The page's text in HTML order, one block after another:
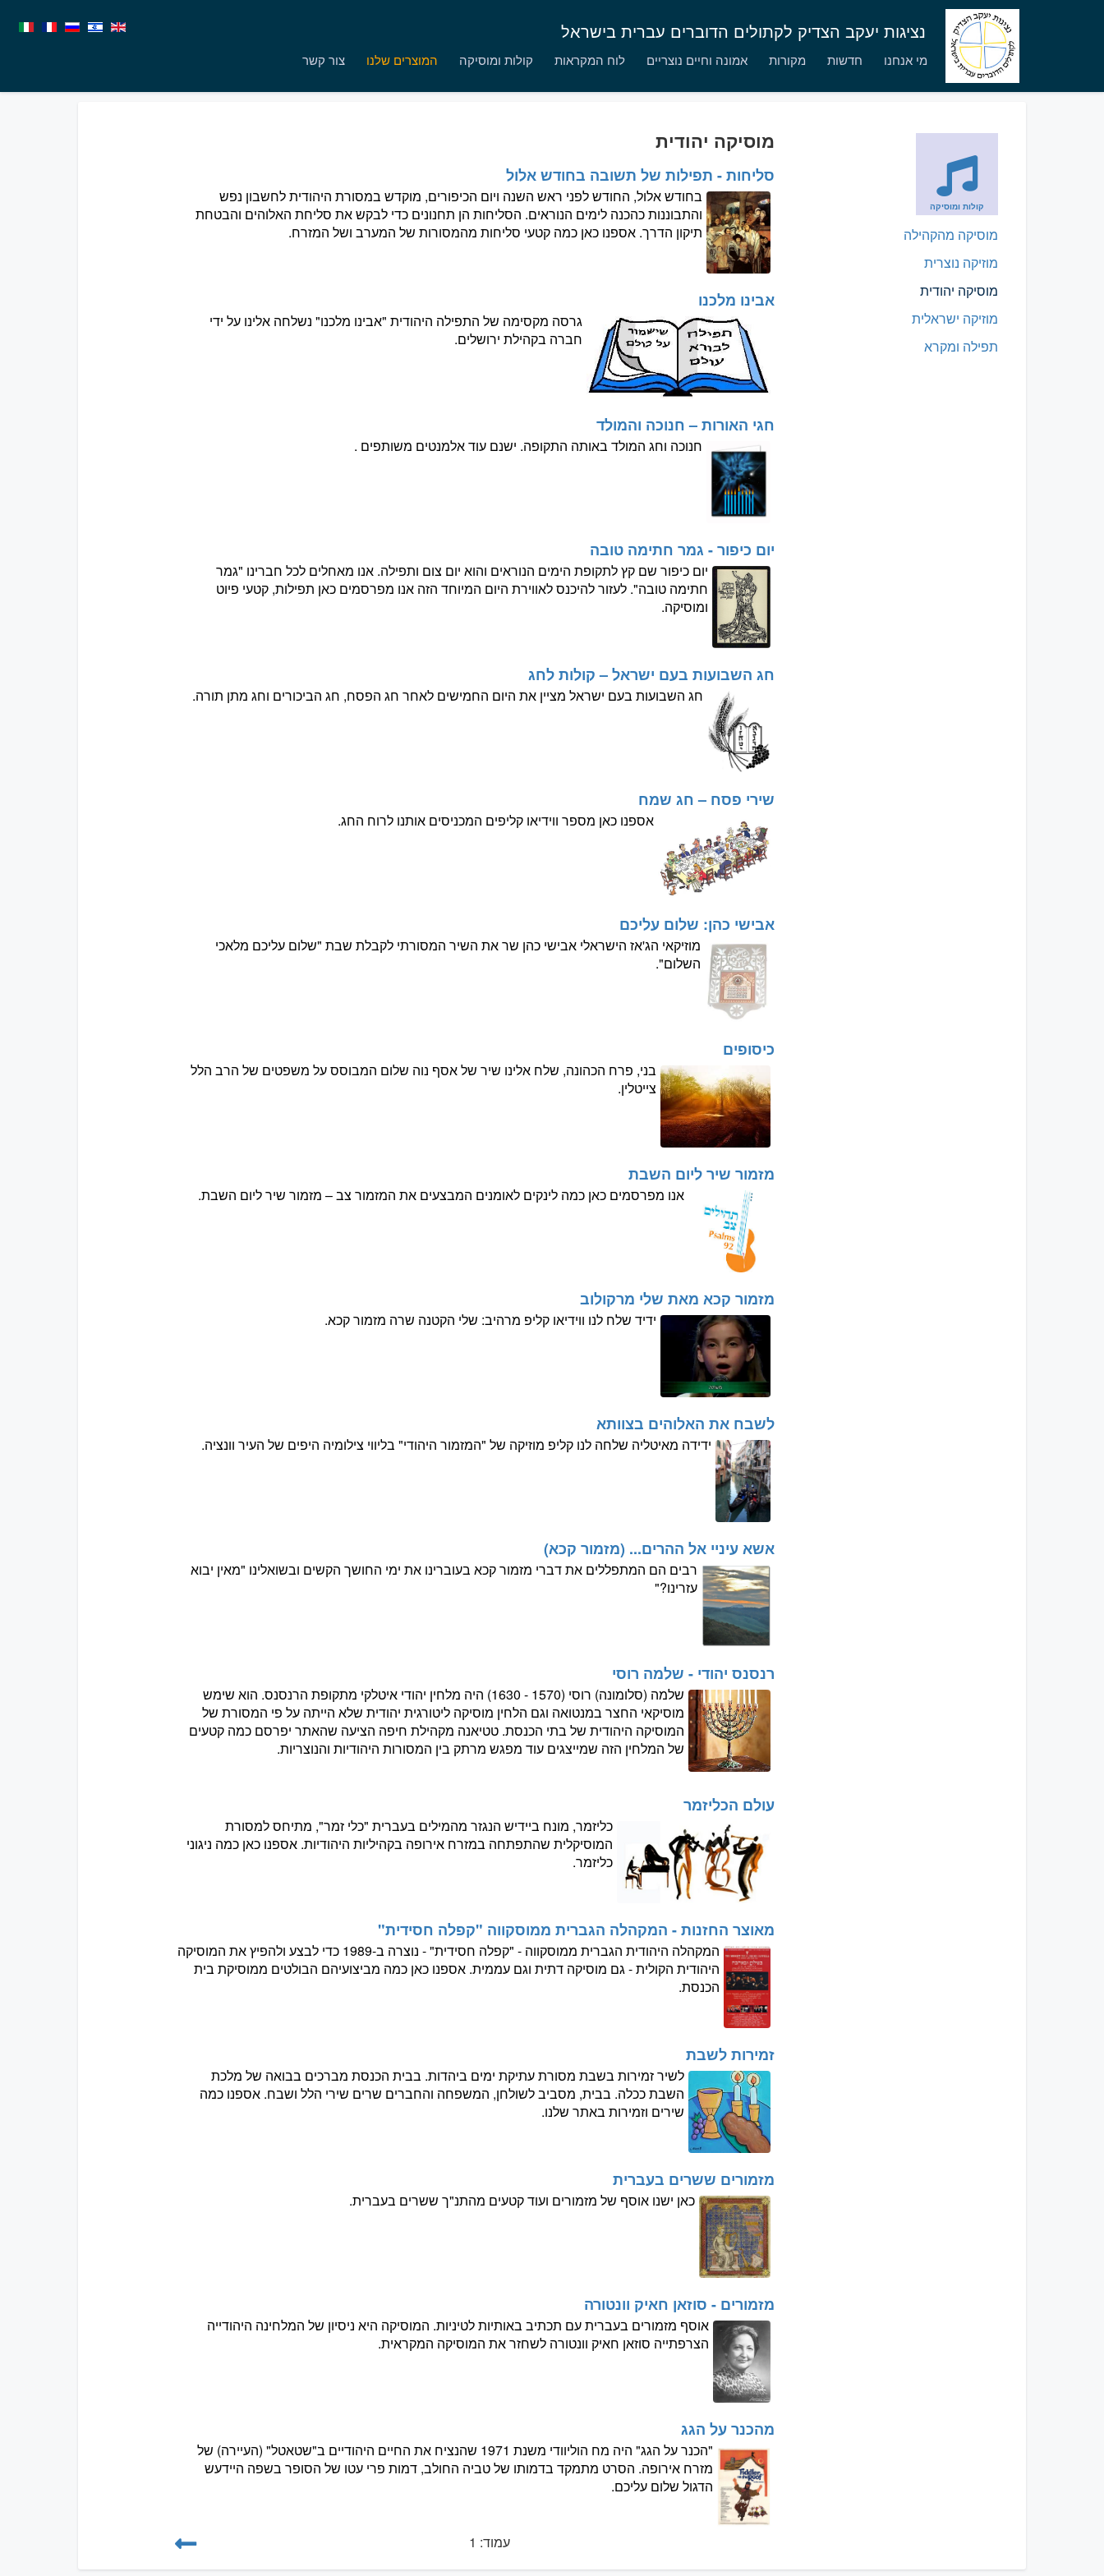
נציגות יעקב הצדיק לקתולים הדוברים עברית בישראל
מי אנחנו חדשות מקורות אמונה וחיים נוצריים לוח המקראות קולות ומוסיקה המוצרים שלנו צור קשר
קולות ומוסיקה
מוסיקה מהקהילה
מוזיקה נוצרית
מוסיקה יהודית
מוזיקה ישראלית
תפילה ומקרא
מוסיקה יהודית
סליחות - תפילות של תשובה בחודש אלול
בחודש אלול, החודש לפני ראש השנה ויום הכיפורים, מוקדש במסורת היהודית לחשבון נפש
והתבוננות כהכנה לימים הנוראים. הסליחות הן תחנונים כדי לבקש את סליחת האלוהים והבטחת
תיקון הדרך. אספנו כאן כמה קטעי סליחות מהמסורות של המערב ושל המזרח.
אבינו מלכנו
גרסה מקסימה של התפילה היהודית "אבינו מלכנו" נשלחה אלינו על ידי
חברה בקהילת ירושלים.
חגי האורות – חנוכה והמולד
חנוכה וחג המולד באותה התקופה. ישנם עוד אלמנטים משותפים .
יום כיפור - גמר חתימה טובה
יום כיפור שם קץ לתקופת הימים הנוראים והוא יום צום ותפילה. אנו מאחלים לכל חברינו "גמר
חתימה טובה". לעזור להיכנס לאווירת היום המיוחד הזה אנו מפרסמים כאן תפילות, קטעי פיוט
ומוסיקה.
חג השבועות בעם ישראל – קולות לחג
חג השבועות בעם ישראל מציין את היום החמישים לאחר חג הפסח, חג הביכורים וחג מתן תורה.
שירי פסח – חג שמח
אספנו כאן מספר ווידיאו קליפים המכניסים אותנו לרוח החג.
אבישי כהן: שלום עליכם
מוזיקאי הג'אז הישראלי אבישי כהן שר את השיר המסורתי לקבלת שבת "שלום עליכם מלאכי
השלום".
כיסופים
בני, פרח הכהונה, שלח אלינו שיר של אסף נוה שלום המבוסס על משפטים של הרב הלל
צייטלין.
מזמור שיר ליום השבת
אנו מפרסמים כאן כמה לינקים לאומנים המבצעים את המזמור צב – מזמור שיר ליום השבת.
מזמור קכא מאת שלי מרקולוב
ידיד שלח לנו ווידיאו קליפ מרהיב: שלי הקטנה שרה מזמור קכא.
לשבח את האלוהים בצוותא
ידידה מאיטליה שלחה לנו קליפ מוזיקה של "המזמור היהודי" בליווי צילומיה היפים של העיר וונציה.
אשא עיניי אל ההרים... (מזמור קכא)
רבים הם המתפללים את דברי מזמור קכא בעוברינו את ימי החושך הקשים ובשואלינו "מאין יבוא
עזרינו?"
רנסנס יהודי - שלמה רוסי
שלמה (סלומונה) רוסי (1570 - 1630) היה מלחין יהודי איטלקי מתקופת הרנסנס. הוא שימש
מוסיקאי החצר במנטואה וגם הלחין מוסיקה ליטורגית יהודית שלא הייתה על פי המסורת של
המוסיקה היהודית של בתי הכנסת. טטיאנה מקהילת חיפה הציעה שהאתר יפרסם כמה קטעים
של המלחין הזה שמייצגים עוד מפגש מרתק בין המסורות היהודיות והנוצריות.
עולם הכליזמר
כליזמר, מונח ביידיש הנגזר מהמילים בעברית "כלי זמר", מתיחס למסורת
המוסיקלית שהתפתחה במזרח אירופה בקהיליות היהודיות. אספנו כאן כמה ניגוני
כליזמר.
מאוצר החזנות - המקהלה הגברית ממוסקווה "קפלה חסידית"
המקהלה היהודית הגברית ממוסקווה - "קפלה חסידית" - נוצרה ב-1989 כדי לבצע ולהפיץ את המוסיקה
היהודית הקולית - גם מוסיקה דתית וגם עממית. אספנו כאן כמה מביצועיהם הבולטים ממוסיקת בית
הכנסת.
זמירות לשבת
לשיר זמירות בשבת מסורת עתיקת ימים ביהדות. בבית הכנסת מברכים בבואה של מלכת
השבת ככלה. בבית, מסביב לשולחן, המשפחה והחברים שרים שירי הלל ושבח. אספנו כמה
שירים וזמירות באתר שלנו.
מזמורים ששרים בעברית
כאן ישנו אוסף של מזמורים ועוד קטעים מהתנ"ך ששרים בעברית.
מזמורים - סוזאן חאיק וונטורה
אוסף מזמורים בעברית עם תכתיב באותיות לטיניות. המוסיקה היא ניסיון של המלחינה היהודייה
הצרפתייה סוזאן חאיק וונטורה לשחזר את המוסיקה המקראית.
מהכנר על הגג
"הכנר על הגג" היה מח הוליוודי משנת 1971 שהנציח את החיים היהודיים ב"שטאטל" (העיירה) של
מזרח אירופה. הסרט מתמקד בדמותו של טביה החולב, דמות פרי עטו של הסופר בשפה היידעש
הדגול שלום עליכם.
עמוד: 1